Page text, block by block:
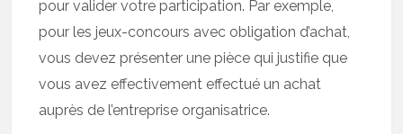
pour valider votre participation. Par exemple,
pour les jeux-concours avec obligation d’achat,
vous devez présenter une pièce qui justifie que
vous avez effectivement effectué un achat
auprès de l’entreprise organisatrice.